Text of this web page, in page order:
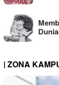
Dunia
| ZONA